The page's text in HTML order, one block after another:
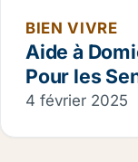
BIEN VIVRE
Aide à
Pour les
4 février 2025